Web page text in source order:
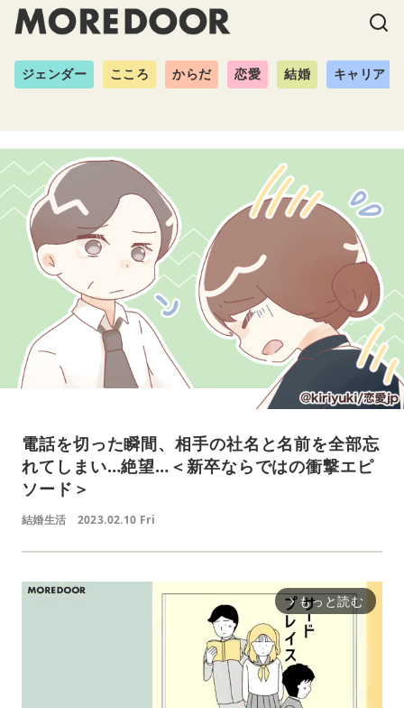
ジェンダー こころ からだ 恋愛 結婚 キャリア
電話を切った瞬間、相手の社名と名前を全部忘
れてしまい…絶望…＜新卒ならではの衝撃エピ
ソード＞
結婚生活 2023.02.10 Fri
arrow_forward_ios もっと読む